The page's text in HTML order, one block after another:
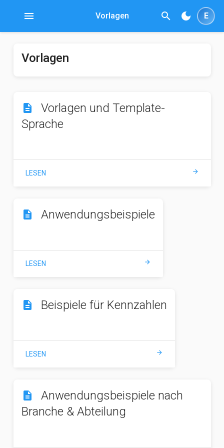
menu Vorlagen search dark_mode E
Vorlagen
description
Vorlagen und Template-
Sprache
LESEN arrow_forward
description Anwendungsbeispiele
LESEN arrow_forward
description Beispiele für Kennzahlen
LESEN arrow_forward
description
Anwendungsbeispiele nach
Branche & Abteilung